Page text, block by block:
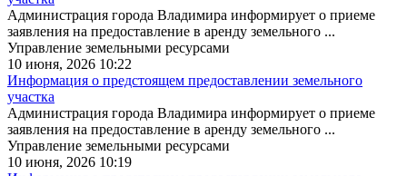
Администрация города Владимира информирует о приеме
заявления на предоставление в аренду земельного ...
Управление земельными ресурсами
10 июня, 2026 10:22
Информация о предстоящем предоставлении земельного
участка
Администрация города Владимира информирует о приеме
заявления на предоставление в аренду земельного ...
Управление земельными ресурсами
10 июня, 2026 10:19